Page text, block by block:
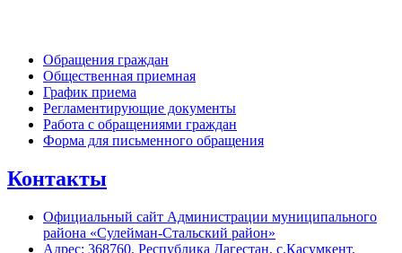
Обращения граждан
Общественная приемная
График приема
Регламентирующие документы
Работа с обращениями граждан
Форма для письменного обращения
Контакты
Официальный сайт Администрации муниципального
района «Сулейман-Стальский район»
Адрес: 368760, Республика Дагестан, с.Касумкент,